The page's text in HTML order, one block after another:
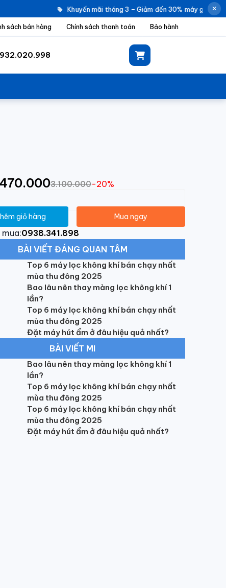
Khuyến mãi tháng 3 – Giảm đến 30% máy giặt
sách bán hàng Chính sách thanh toán Bảo hành
3.100.000-20%
giỏ hàng Mua ngay
0938.341.898
BÀI VIẾT ĐÁNG QUAN TÂM
Top 6 máy lọc không khí bán chạy nhất
mùa thu đông 2025
Bao lâu nên thay màng lọc không khí 1
lần?
Top 6 máy lọc không khí bán chạy nhất
mùa thu đông 2025
Đặt máy hút ẩm ở đâu hiệu quả nhất?
BÀI VIẾT MI
Bao lâu nên thay màng lọc không khí 1
lần?
Top 6 máy lọc không khí bán chạy nhất
mùa thu đông 2025
Top 6 máy lọc không khí bán chạy nhất
mùa thu đông 2025
Đặt máy hút ẩm ở đâu hiệu quả nhất?